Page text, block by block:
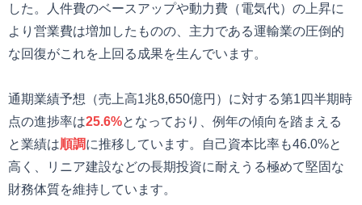
した。人件費のベースアップや動力費（電気代）の上昇に
より営業費は増加したものの、主力である運輸業の圧倒的
な回復がこれを上回る成果を生んでいます。
通期業績予想（売上高1兆8,650億円）に対する第1四半期時
点の進捗率は25.6%となっており、例年の傾向を踏まえる
と業績は順調に推移しています。自己資本比率も46.0%と
高く、リニア建設などの長期投資に耐えうる極めて堅固な
財務体質を維持しています。